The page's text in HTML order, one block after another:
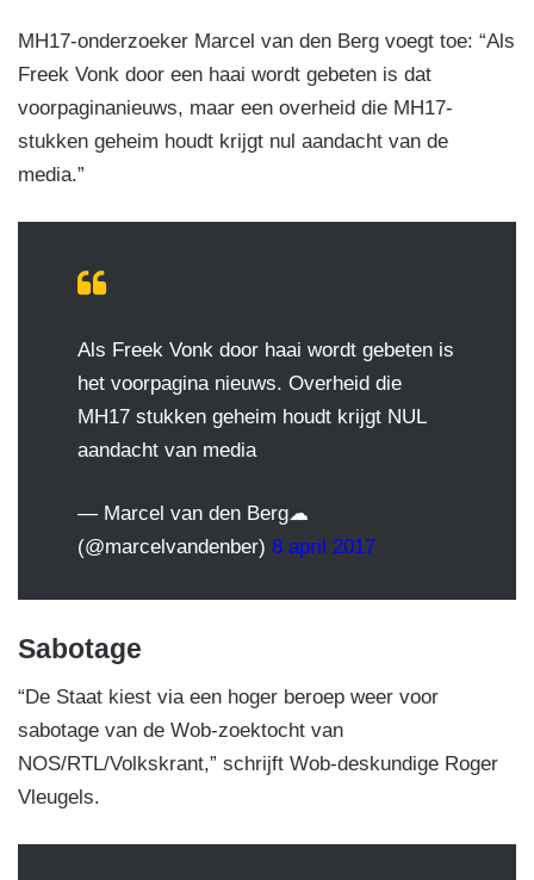
MH17-onderzoeker Marcel van den Berg voegt toe: “Als
Freek Vonk door een haai wordt gebeten is dat
voorpaginanieuws, maar een overheid die MH17-
stukken geheim houdt krijgt nul aandacht van de
media.”
Als Freek Vonk door haai wordt gebeten is
het voorpagina nieuws. Overheid die
MH17 stukken geheim houdt krijgt NUL
aandacht van media
— Marcel van den Berg☁
(@marcelvandenber) 8 april 2017
Sabotage
“De Staat kiest via een hoger beroep weer voor
sabotage van de Wob-zoektocht van
NOS/RTL/Volkskrant,” schrijft Wob-deskundige Roger
Vleugels.